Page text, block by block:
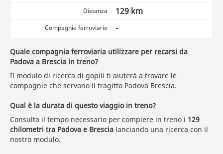
Distanza 129 km
Compagnie ferroviarie -
Quale compagnia ferroviaria utilizzare per recarsi da
Padova a Brescia in treno?
Il modulo di ricerca di gopili ti aiuterà a trovare le
compagnie che servono il tragitto Padova Brescia.
Qual è la durata di questo viaggio in treno?
Consulta il tempo necessario per compiere in treno i 129
chilometri tra Padova e Brescia lanciando una ricerca con il
nostro modulo.